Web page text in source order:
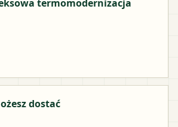
termomodernizacja
dostać